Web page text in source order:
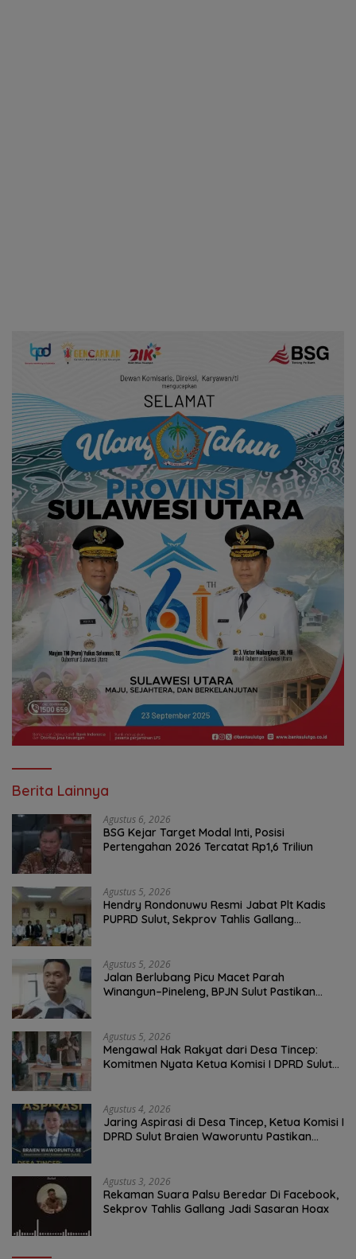
Berita Lainnya
Agustus 6, 2026
BSG Kejar Target Modal Inti, Posisi
Pertengahan 2026 Tercatat Rp1,6 Triliun
Agustus 5, 2026
Hendry Rondonuwu Resmi Jabat Plt Kadis
PUPRD Sulut, Sekprov Tahlis Gallang
Agustus 5, 2026
Jalan Berlubang Picu Macet Parah
Winangun–Pineleng, BPJN Sulut Pastikan
Agustus 5, 2026
Mengawal Hak Rakyat dari Desa Tincep:
Komitmen Nyata Ketua Komisi I DPRD Sulut
Agustus 4, 2026
Jaring Aspirasi di Desa Tincep, Ketua Komisi I
DPRD Sulut Braien Waworuntu Pastikan
Agustus 3, 2026
Rekaman Suara Palsu Beredar Di Facebook,
Sekprov Tahlis Gallang Jadi Sasaran Hoax